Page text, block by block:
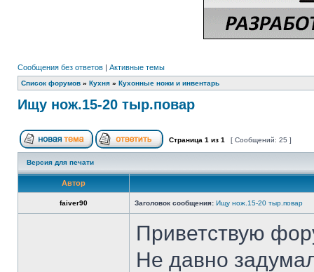
Сообщения без ответов | Активные темы
Список форумов » Кухня » Кухонные ножи и инвентарь
Ищу нож.15-20 тыр.повар
Страница 1 из 1 [ Сообщений: 25 ]
Версия для печати
Автор
faiver90 Заголовок сообщения: Ищу нож.15-20 тыр.повар
Приветствую
Не давно